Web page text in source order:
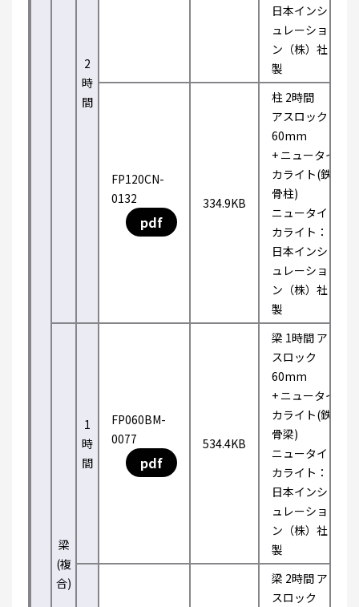
2
時
間
日本インシ
ュレーショ
ン（株）社
製
FP120CN-
0132
pdf
334.9KB
柱 2時間
アスロック
60mm
+ ニュータイ
カライト(鉄
骨柱)
ニュータイ
カライト：
日本インシ
ュレーショ
ン（株）社
製
梁
(複
合)
1
時
間
FP060BM-
0077
pdf
534.4KB
梁 1時間 ア
スロック
60mm
+ ニュータイ
カライト(鉄
骨梁)
ニュータイ
カライト：
日本インシ
ュレーショ
ン（株）社
製
梁 2時間 ア
スロック